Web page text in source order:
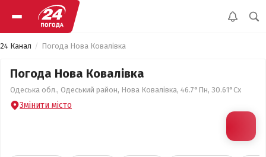
24 Канал Погода Нова Ковалівка
Погода Нова Ковалівка
Одеська обл., Одеський район, Нова Ковалівка, 46.7°Пн, 30.61°Сх
Змінити місто